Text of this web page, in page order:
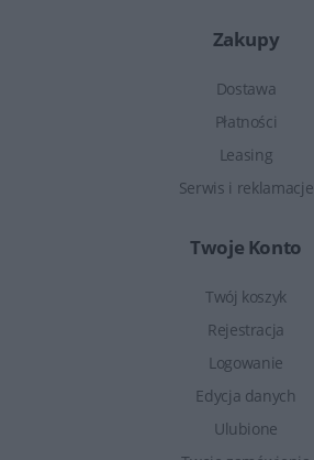
Zakupy
Dostawa
Płatności
Leasing
Serwis i reklamacje
Twoje Konto
Twój koszyk
Rejestracja
Logowanie
Edycja danych
Ulubione